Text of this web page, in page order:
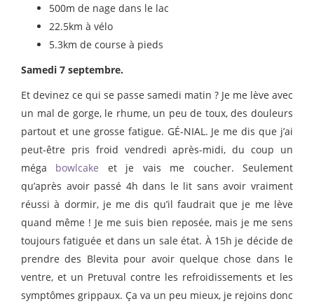
500m de nage dans le lac
22.5km à vélo
5.3km de course à pieds
Samedi 7 septembre.
Et devinez ce qui se passe samedi matin ? Je me lève avec
un mal de gorge, le rhume, un peu de toux, des douleurs
partout et une grosse fatigue. GÉ-NIAL. Je me dis que j’ai
peut-être pris froid vendredi après-midi, du coup un
méga bowlcake et je vais me coucher. Seulement
qu’après avoir passé 4h dans le lit sans avoir vraiment
réussi à dormir, je me dis qu’il faudrait que je me lève
quand même ! Je me suis bien reposée, mais je me sens
toujours fatiguée et dans un sale état. À 15h je décide de
prendre des Blevita pour avoir quelque chose dans le
ventre, et un Pretuval contre les refroidissements et les
symptômes grippaux. Ça va un peu mieux, je rejoins donc